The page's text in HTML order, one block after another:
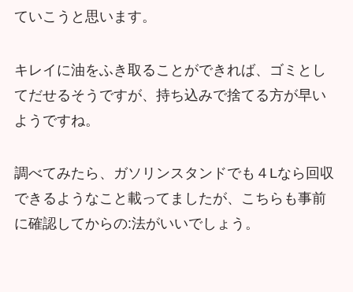
ていこうと思います。
キレイに油をふき取ることができれば、ゴミとし
てだせるそうですが、持ち込みで捨てる方が早い
ようですね。
調べてみたら、ガソリンスタンドでも４Lなら回収
できるようなこと載ってましたが、こちらも事前
に確認してからの:法がいいでしょう。